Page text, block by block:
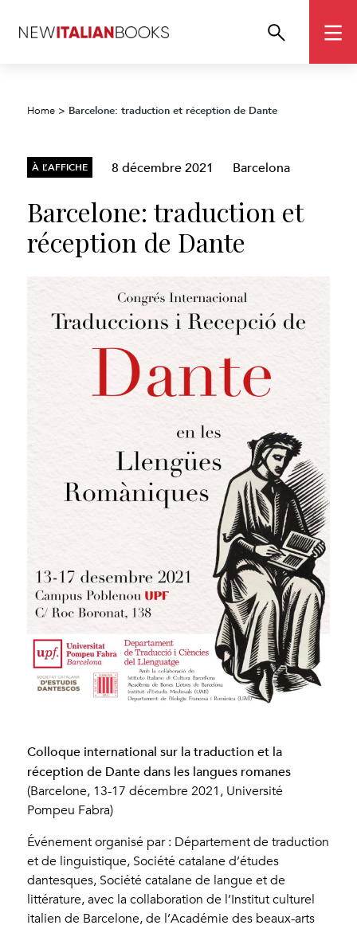
Home > Barcelone: traduction et réception de Dante
À L’AFFICHE 8 décembre 2021 Barcelona
Barcelone: traduction et
réception de Dante
Colloque international sur la traduction et la
réception de Dante dans les langues romanes
(Barcelone, 13-17 décembre 2021, Université
Pompeu Fabra)
Événement organisé par : Département de traduction
et de linguistique, Société catalane d’études
dantesques, Société catalane de langue et de
littérature, avec la collaboration de l’Institut culturel
italien de Barcelone, de l’Académie des beaux-arts